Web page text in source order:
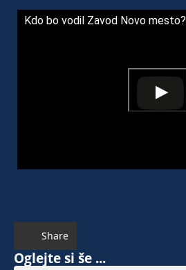
Kdo bo vodil Zavod Novo mesto?
Share
Oglejte si še ...